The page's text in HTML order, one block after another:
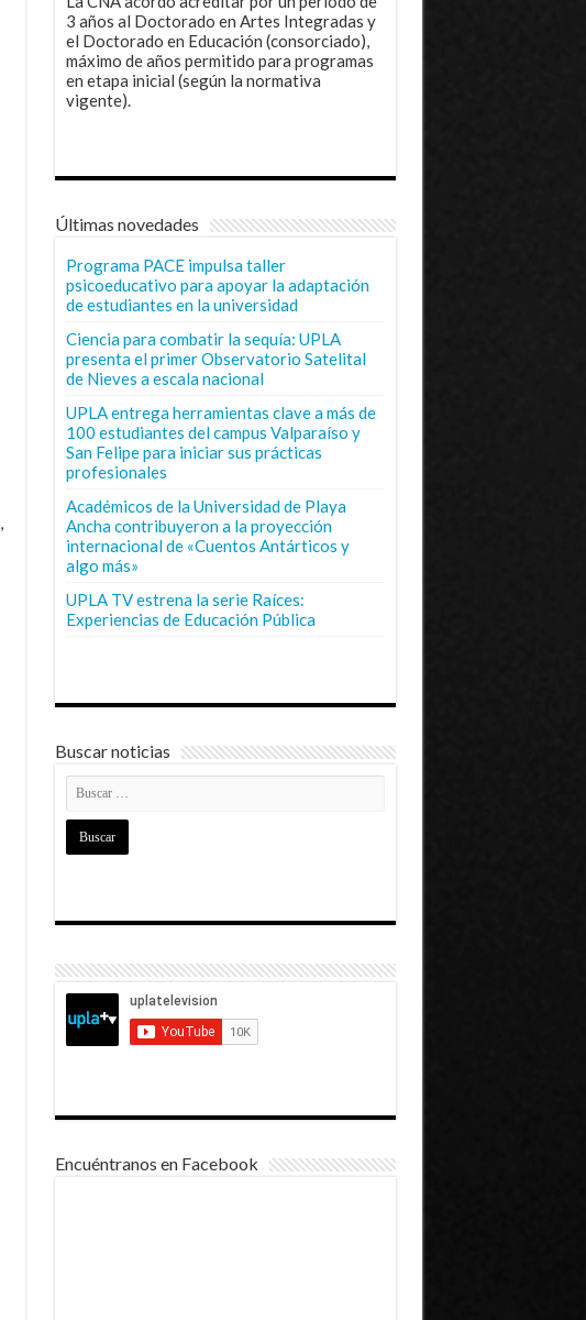
3 años al Doctorado en Artes Integradas y
el Doctorado en Educación (consorciado),
máximo de años permitido para programas
en etapa inicial (según la normativa
vigente).
Últimas novedades
Programa PACE impulsa taller
psicoeducativo para apoyar la adaptación
de estudiantes en la universidad
Ciencia para combatir la sequía: UPLA
presenta el primer Observatorio Satelital
de Nieves a escala nacional
UPLA entrega herramientas clave a más de
100 estudiantes del campus Valparaíso y
San Felipe para iniciar sus prácticas
profesionales
Académicos de la Universidad de Playa
Ancha contribuyeron a la proyección
internacional de «Cuentos Antárticos y
algo más»
UPLA TV estrena la serie Raíces:
Experiencias de Educación Pública
Buscar noticias
Encuéntranos en Facebook